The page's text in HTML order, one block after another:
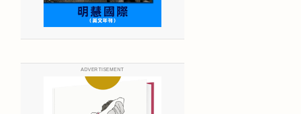
ADVERTISEMENT